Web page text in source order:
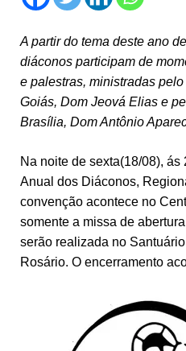
A partir do tema deste ano
diáconos participam de
e palestras, ministradas
Goiás, Dom Jeová Elias e
Brasília, Dom Antônio
Na noite de sexta(18/08),
Anual dos Diáconos,
convenção acontece no
somente a missa de
serão realizada no
Rosário. O encerramento